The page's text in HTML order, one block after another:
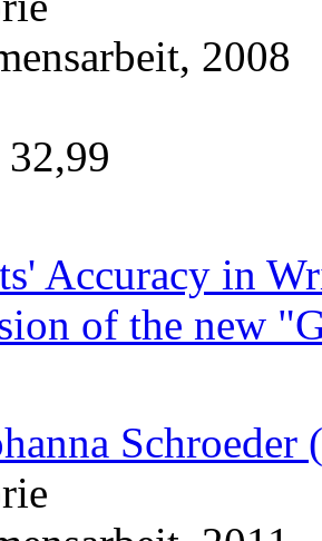
2008
Accuracy in
of the new